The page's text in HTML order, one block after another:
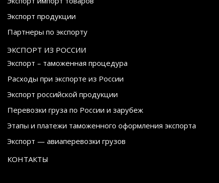
Экспорт продукции
Партнеры по экспорту
ЭКСПОРТ ИЗ РОССИИ
Экспорт – таможенная процедура
Расходы при экспорте из России
Экспорт российской продукции
Перевозки груза по России и зарубеж
Этапы и платежи таможенного оформления экспорта
Экспорт — авиаперевозки грузов
КОНТАКТЫ